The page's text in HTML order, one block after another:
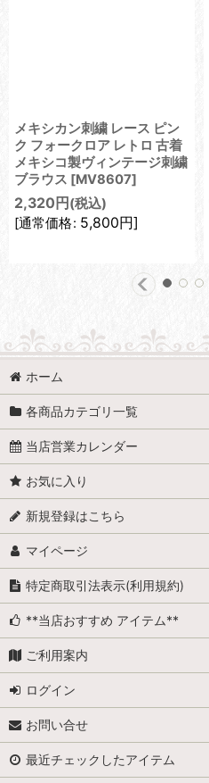
メキシカン刺繍 レース ピン
ク フォークロア レトロ 古着
メキシコ製ヴィンテージ刺繍
ブラウス [MV8607]
2,320 円 (税込)
[通常価格: 5,800円]
ホーム
各商品カテゴリ一覧
当店営業カレンダー
お気に入り
新規登録はこちら
マイページ
特定商取引法表示(利用規約)
**当店おすすめ アイテム**
ご利用案内
ログイン
お問い合せ
最近チェックしたアイテム